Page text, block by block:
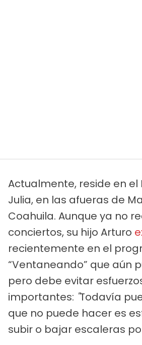
Actualmente, reside en el
Julia, en las afueras de
Coahuila. Aunque ya no
conciertos, su hijo Arturo
recientemente en el
“Ventaneando” que aún
pero debe evitar
importantes: "Todavía
que no puede hacer es
subir o bajar escaleras